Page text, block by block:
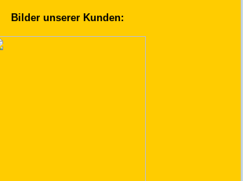
Bilder unserer Kunden: